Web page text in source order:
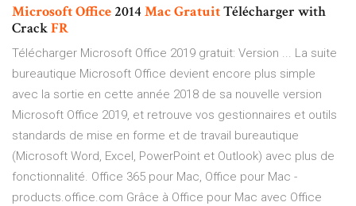
MicrosoftOffice 2014MacGratuitTélécharger with
CrackFR
Télécharger Microsoft Office 2019 gratuit: Version ... La suite
bureautique Microsoft Office devient encore plus simple
avec la sortie en cette année 2018 de sa nouvelle version
Microsoft Office 2019, et retrouve vos gestionnaires et outils
standards de mise en forme et de travail bureautique
(Microsoft Word, Excel, PowerPoint et Outlook) avec plus de
fonctionnalité. Office 365 pour Mac, Office pour Mac -
products.office.com Grâce à Office pour Mac avec Office